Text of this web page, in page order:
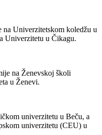
na Univerzitetskom koledžu u
Univerzitetu u Čikagu.
na Ženevskoj školi
u Ženevi.
univerzitetu u Beču, a
univerzitetu (CEU) u